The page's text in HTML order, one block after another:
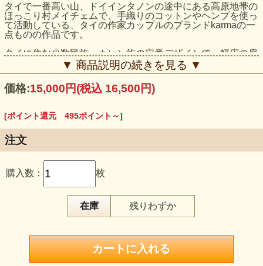
タイで一番高い山、ドイインタノンの途中にある高原地帯の
ほっこり村メイチェムで、手織りのコットンやヘンプを使っ
て活動している、タイの作家カップルのブランドkarmaの一
点ものの作品です。
タイに住む少数民族 カレン族の定番デザインで、幅広の肩
紐と四角い形が特徴のショルダーバッグです。
使い込むほどに味わい深くなる手織りのヘンプ布で作られ、
短めに揃えられた裾のフリンジがかわいいポイントです。
太めの紐なので楽に持てるところも嬉しいですね！
モデル身長：165cm
▼ 商品説明の続きを見る ▼
価格:15,000円(税込 16,500円)
[ポイント還元 495ポイント～]
注文
購入数： 枚
在庫 残りわずか